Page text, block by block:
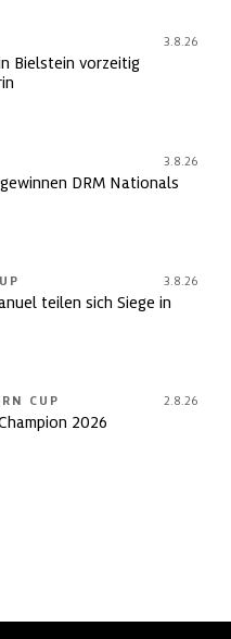
3.8.26
Bielstein vorzeitig
3.8.26
DRM Nationals
3.8.26
teilen sich Siege in
CUP 2.8.26
2026